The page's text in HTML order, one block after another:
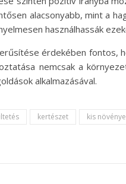
alacsonyabb, mint a
használhassák
érdekében fontos,
nemcsak a
alkalmazásával.
kertészet kis